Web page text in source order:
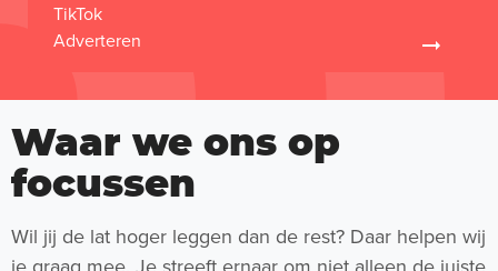
TikTok
Adverteren
Waar we ons op
focussen
Wil jij de lat hoger leggen dan de rest? Daar helpen wij